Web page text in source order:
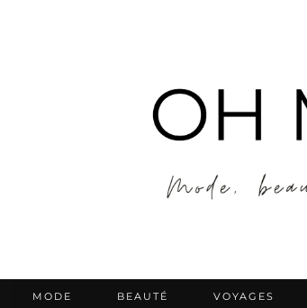
MODE BEAUTÉ VOYAGES